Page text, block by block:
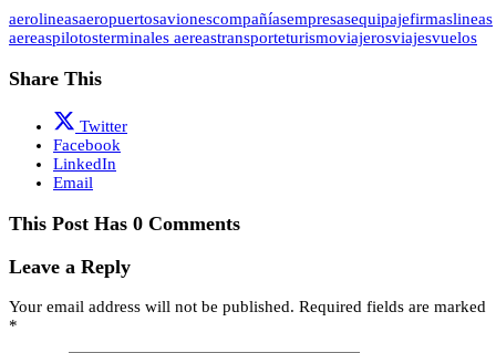
aerolineasaeropuertosavionescompañíasempresasequipajefirmaslineas
aereaspilotosterminales aereastransporteturismoviajerosviajesvuelos
Share This
Twitter
Facebook
LinkedIn
Email
This Post Has 0 Comments
Leave a Reply
Your email address will not be published. Required fields are marked
*